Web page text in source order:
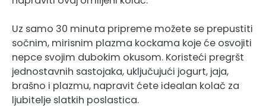
Uz samo 30 minuta pripreme možete se prepustiti
sočnim, mirisnim plazma kockama koje će osvojiti
nepce svojim dubokim okusom. Koristeći pregršt
jednostavnih sastojaka, uključujući jogurt, jaja,
brašno i plazmu, napravit ćete idealan kolač za
ljubitelje slatkih poslastica.